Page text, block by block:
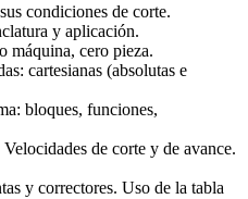
condiciones de corte.
y aplicación.
máquina, cero pieza.
cartesianas (absolutas e
bloques, funciones,
de corte y de avance.
y correctores. Uso de la tabla